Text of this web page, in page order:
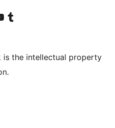
TikToka
nasz kanał YouTube
Odwiedź naszego Tumblra
is the intellectual property